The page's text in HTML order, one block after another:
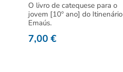
O livro de catequese para o
jovem [10º ano] do Itinenário
Emaús.
7,00€